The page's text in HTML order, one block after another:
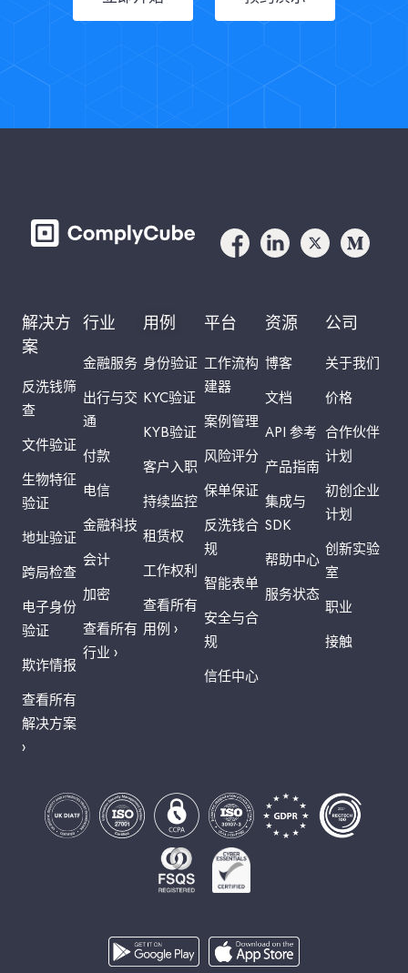
解决方
案
反洗钱筛
查
文件验证
生物特征
验证
地址验证
跨局检查
电子身份
验证
欺诈情报
查看所有
解决方案
›
行业
金融服务
出行与交
通
付款
电信
金融科技
会计
加密
查看所有
行业 ›
用例
身份验证
KYC验证
KYB验证
客户入职
持续监控
租赁权
工作权利
查看所有
用例 ›
平台
工作流构
建器
案例管理
风险评分
保单保证
反洗钱合
规
智能表单
安全与合
规
信任中心
资源
博客
文档
API 参考
产品指南
集成与
SDK
帮助中心
服务状态
公司
关于我们
价格
合作伙伴
计划
初创企业
计划
创新实验
室
职业
接触